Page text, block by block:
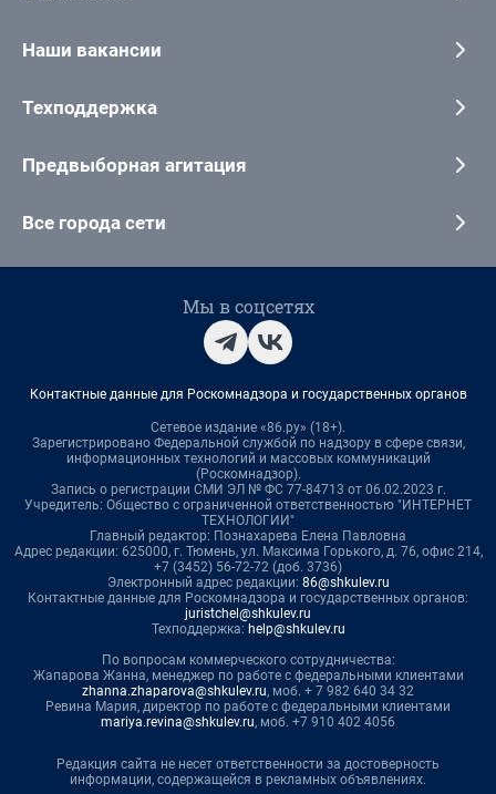
Наши вакансии
Техподдержка
Предвыборная агитация
Все города сети
Мы в соцсетях
Контактные данные для Роскомнадзора и государственных органов
Сетевое издание «86.ру» (18+).
Зарегистрировано Федеральной службой по надзору в сфере связи,
информационных технологий и массовых коммуникаций
(Роскомнадзор).
Запись о регистрации СМИ ЭЛ № ФС 77-84713 от 06.02.2023 г.
Учредитель: Общество с ограниченной ответственностью "ИНТЕРНЕТ
ТЕХНОЛОГИИ"
Главный редактор: Познахарева Елена Павловна
Адрес редакции: 625000, г. Тюмень, ул. Максима Горького, д. 76, офис 214,
+7 (3452) 56-72-72 (доб. 3736)
Электронный адрес редакции: 86@shkulev.ru
Контактные данные для Роскомнадзора и государственных органов:
juristchel@shkulev.ru
Техподдержка: help@shkulev.ru
По вопросам коммерческого сотрудничества:
Жапарова Жанна, менеджер по работе с федеральными клиентами
zhanna.zhaparova@shkulev.ru, моб. + 7 982 640 34 32
Ревина Мария, директор по работе с федеральными клиентами
mariya.revina@shkulev.ru, моб. +7 910 402 4056
Редакция сайта не несет ответственности за достоверность
информации, содержащейся в рекламных объявлениях.